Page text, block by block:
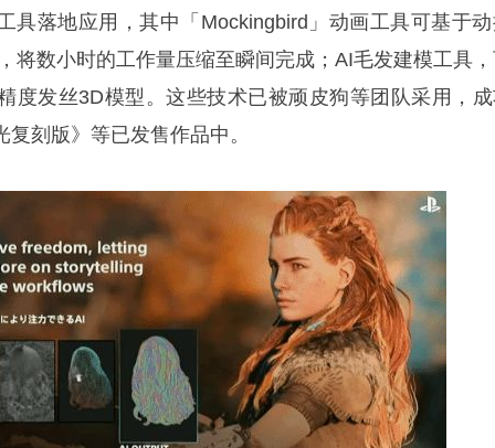
具落地应用，其中「Mockingbird」动画工具可基于
将数小时的工作量压缩至瞬间完成；AI毛发建模工具
度发丝3D模型。这些技术已被顽皮狗等团队采用，
刻版》等已发售作品中。